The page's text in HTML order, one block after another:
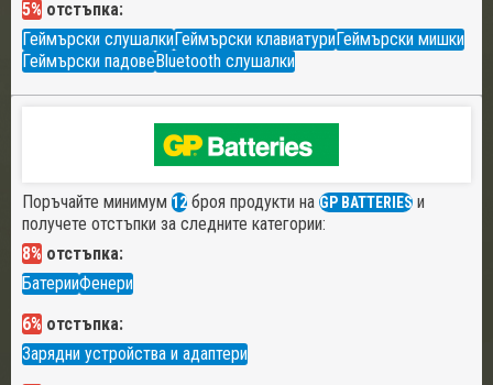
5% отстъпка:
Геймърски слушалкиГеймърски клавиатуриГеймърски мишки
Геймърски падовеBluetooth слушалки
Поръчайте минимум 12 броя продукти на GP BATTERIES и
получете отстъпки за следните категории:
8% отстъпка:
БатерииФенери
6% отстъпка:
Зарядни устройства и адаптери